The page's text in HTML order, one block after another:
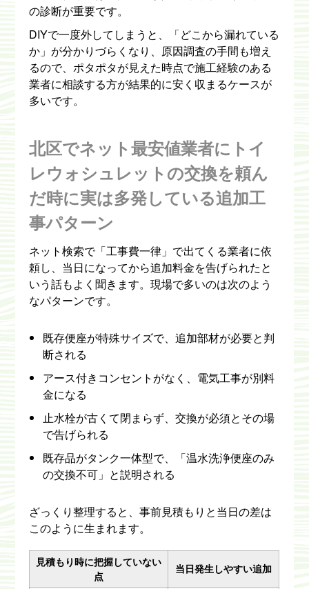
の診断が重要です。
DIYで一度外してしまうと、「どこから漏れている
か」が分かりづらくなり、原因調査の手間も増え
るので、ポタポタが見えた時点で施工経験のある
業者に相談する方が結果的に安く収まるケースが
多いです。
北区でネット最安値業者にトイ
レウォシュレットの交換を頼ん
だ時に実は多発している追加工
事パターン
ネット検索で「工事費一律」で出てくる業者に依
頼し、当日になってから追加料金を告げられたと
いう話もよく聞きます。現場で多いのは次のよう
なパターンです。
既存便座が特殊サイズで、追加部材が必要と判
断される
アース付きコンセントがなく、電気工事が別料
金になる
止水栓が古くて閉まらず、交換が必須とその場
で告げられる
既存品がタンク一体型で、「温水洗浄便座のみ
の交換不可」と説明される
ざっくり整理すると、事前見積もりと当日の差は
このように生まれます。
見積もり時に把握していない
点
当日発生しやすい追加